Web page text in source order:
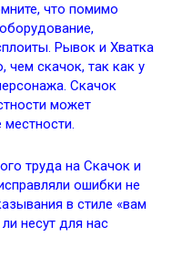
что помимо
Рывок и Хватка
чем скачок, так как у
Скачок
может
труда на Скачок и
ошибки не
в стиле «вам
несут для нас